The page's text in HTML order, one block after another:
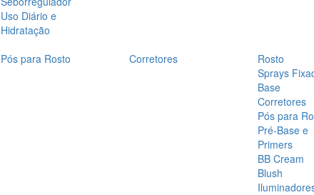
Uso Diário e
Hidratação
Pós para Rosto Corretores
Rosto
Sprays
Base
Corretores
Pós para
Pré-Base e
Primers
BB Cream
Blush